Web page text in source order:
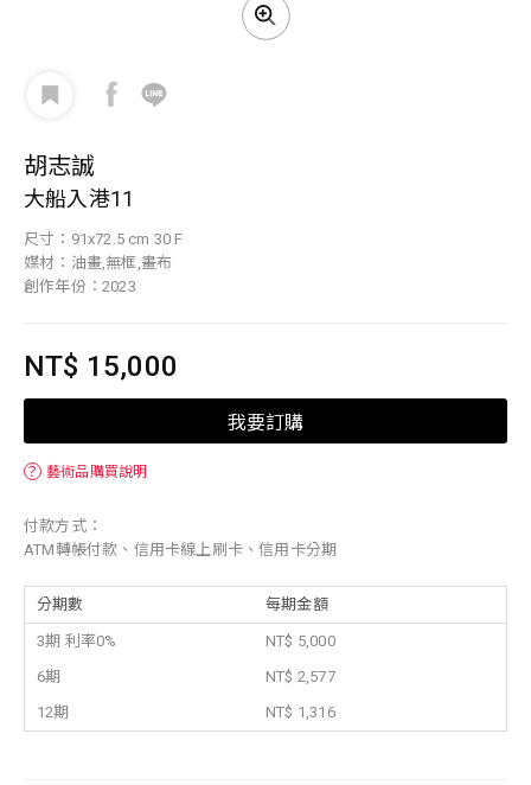
胡志誠
大船入港11
尺寸：91x72.5 cm 30 F
媒材：油畫,無框,畫布
創作年份：2023
NT$ 15,000
我要訂購
？ 藝術品購買說明
付款方式：
ATM轉帳付款、信用卡線上刷卡、信用卡分期
分期數 每期金額
3期 利率0%
NT$ 5,000
6期
NT$ 2,577
12期
NT$ 1,316